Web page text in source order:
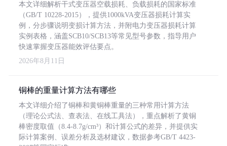
本文详细解析干式变压器空载损耗、负载损耗的国家标准
（GB/T 10228-2015），提供1000kVA变压器损耗计算实
例，分步骤说明变损计算方法，并附电力变压器损耗计算
实例表格，涵盖SCB10/SCB13等常见型号参数，指导用户
快速掌握变压器能效评估要点。
2026年8月11日
铜棒的重量计算方法有哪些
本文详细介绍了铜棒和黄铜棒重量的三种常用计算方法
（理论公式法、查表法、在线工具法），重点解析了黄铜
棒密度取值（8.4-8.7g/cm³）和计算公式的差异，并提供实
际计算案例、误差分析及选材建议，数据参考GB/T 4423-